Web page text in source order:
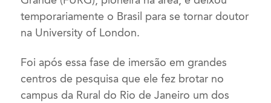
temporariamente o Brasil para se tornar doutor
na University of London.
Foi após essa fase de imersão em grandes
centros de pesquisa que ele fez brotar no
campus da Rural do Rio de Janeiro um dos